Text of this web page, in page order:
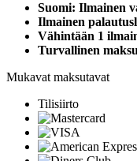
Suomi: Ilmainen
Ilmainen
Vähintään 1
Turvallinen
Mukavat maksutavat
Tilisiirto